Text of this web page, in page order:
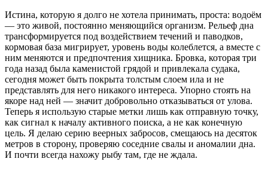
Истина, которую я долго не хотела принимать, проста: водоём
— это живой, постоянно меняющийся организм. Рельеф дна
трансформируется под воздействием течений и паводков,
кормовая база мигрирует, уровень воды колеблется, а вместе с
ним меняются и предпочтения хищника. Бровка, которая три
года назад была каменистой грядой и привлекала судака,
сегодня может быть покрыта толстым слоем ила и не
представлять для него никакого интереса. Упорно стоять на
якоре над ней — значит добровольно отказываться от улова.
Теперь я использую старые метки лишь как отправную точку,
как сигнал к началу активного поиска, а не как конечную
цель. Я делаю серию веерных забросов, смещаюсь на десяток
метров в сторону, проверяю соседние свалы и аномалии дна.
И почти всегда нахожу рыбу там, где не ждала.